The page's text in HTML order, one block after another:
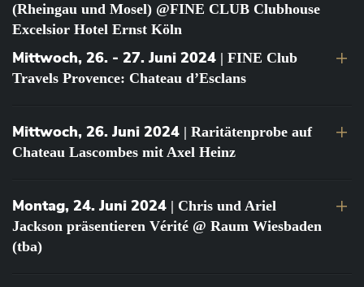
(Rheingau und Mosel) @FINE CLUB Clubhouse
Excelsior Hotel Ernst Köln
Mittwoch, 26. - 27. Juni 2024 | FINE Club
Travels Provence: Chateau d’Esclans
Mittwoch, 26. Juni 2024 | Raritätenprobe auf
Chateau Lascombes mit Axel Heinz
Montag, 24. Juni 2024 | Chris und Ariel
Jackson präsentieren Vérité @ Raum Wiesbaden
(tba)